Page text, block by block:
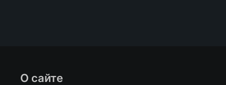
О сайте